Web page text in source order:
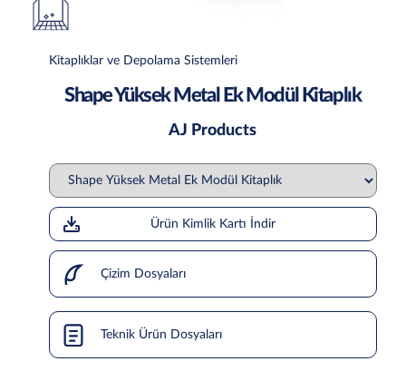
Kitaplıklar ve Depolama Sistemleri
Shape Yüksek Metal Ek Modül Kitaplık
AJ Products
Ürün Kimlik Kartı İndir
Çizim Dosyaları
Teknik Ürün Dosyaları